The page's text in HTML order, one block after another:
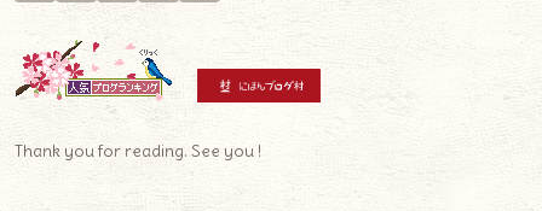
Thank you for reading. See you !